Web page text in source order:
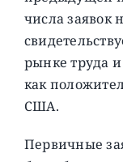
числа заявок
рынке труда
как
США.
Первичные